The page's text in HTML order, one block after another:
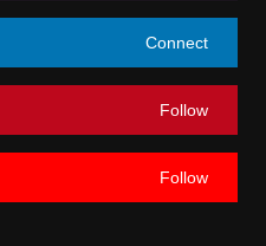
Connect
Follow
Follow